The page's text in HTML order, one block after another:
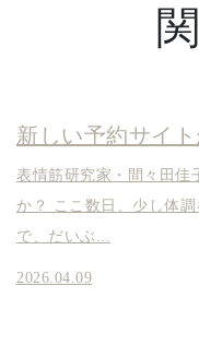
新しい予約サイ
表情筋研究家・間々田佳
か？ ここ数日、少し体
で、だいぶ...
2026.04.09